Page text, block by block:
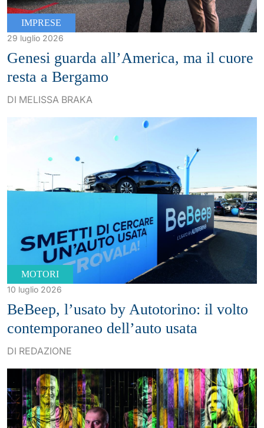
IMPRESE
29 luglio 2026
Genesi guarda all’America, ma il cuore
resta a Bergamo
DI MELISSA BRAKA
MOTORI
10 luglio 2026
BeBeep, l’usato by Autotorino: il volto
contemporaneo dell’auto usata
DI REDAZIONE